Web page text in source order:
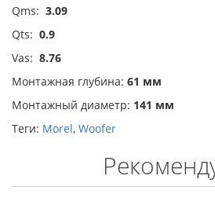
Qms: 3.09
Qts: 0.9
Vas: 8.76
Монтажная глубина: 61 мм
Монтажный диаметр: 141 мм
Теги: Morel, Woofer